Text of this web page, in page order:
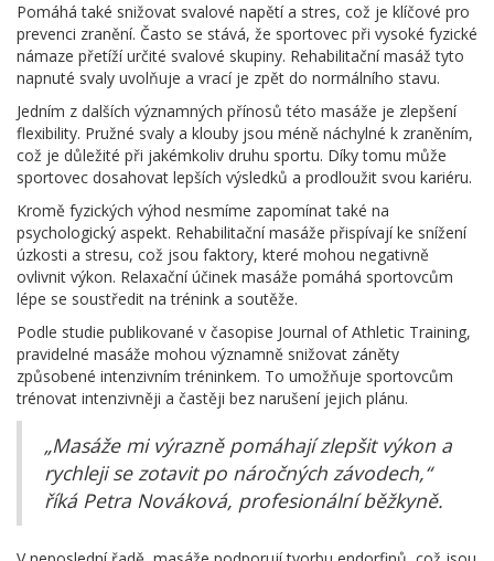
Pomáhá také snižovat svalové napětí a stres, což je klíčové pro
prevenci zranění. Často se stává, že sportovec při vysoké fyzické
námaze přetíží určité svalové skupiny. Rehabilitační masáž tyto
napnuté svaly uvolňuje a vrací je zpět do normálního stavu.
Jedním z dalších významných přínosů této masáže je zlepšení
flexibility. Pružné svaly a klouby jsou méně náchylné k zraněním,
což je důležité při jakémkoliv druhu sportu. Díky tomu může
sportovec dosahovat lepších výsledků a prodloužit svou kariéru.
Kromě fyzických výhod nesmíme zapomínat také na
psychologický aspekt. Rehabilitační masáže přispívají ke snížení
úzkosti a stresu, což jsou faktory, které mohou negativně
ovlivnit výkon. Relaxační účinek masáže pomáhá sportovcům
lépe se soustředit na trénink a soutěže.
Podle studie publikované v časopise Journal of Athletic Training,
pravidelné masáže mohou významně snižovat záněty
způsobené intenzivním tréninkem. To umožňuje sportovcům
trénovat intenzivněji a častěji bez narušení jejich plánu.
„Masáže mi výrazně pomáhají zlepšit výkon a
rychleji se zotavit po náročných závodech,“
říká Petra Nováková, profesionální běžkyně.